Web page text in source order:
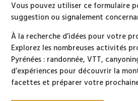
Vous pouvez utiliser ce formulaire
suggestion ou signalement
À la recherche d’idées pour votre
Explorez les nombreuses activités
Pyrénées : randonnée, VTT,
d’expériences pour découvrir la
facettes et préparer votre